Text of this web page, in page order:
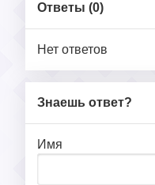
Ответы (0)
Нет ответов
Знаешь ответ?
Имя